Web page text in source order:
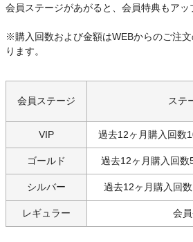
会員ステージがあがると、会員特典もアッ
※購入回数および金額はWEBからのご注
ります。
会員ステージ ステ
VIP 過去12ヶ月購入回数
ゴールド 過去12ヶ月購入回
シルバー 過去12ヶ月購入回
レギュラー 会